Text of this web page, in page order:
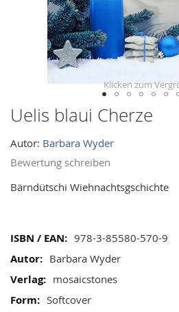
Uelis blaui Cherze
Autor: Barbara Wyder
Bewertung schreiben
Bärndütschi Wiehnachtsgschichte
Mehr
Informationen
978-3-85580-570-9
Barbara Wyder
mosaicstones
Softcover
Skip
the
beginning
the